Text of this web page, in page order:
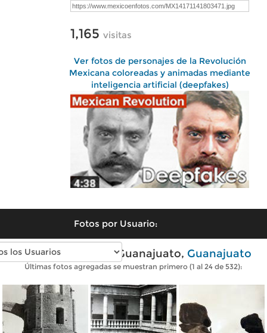
1,165 visitas
Ver fotos de personajes de la Revolución
Mexicana coloreadas y animadas mediante
inteligencia artificial (deepfakes)
Fotos por Usuario:
Fotos antiguas de Guanajuato, Guanajuato
Últimas fotos agregadas se muestran primero (1 al 24 de 532):